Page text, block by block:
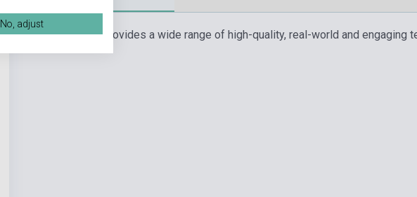
Each student book provides a wide range of high-quality, real-world and engaging
No, adjust